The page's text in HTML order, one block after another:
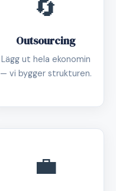
🔄
Outsourcing
Lägg ut hela ekonomin
— vi bygger strukturen.
💼